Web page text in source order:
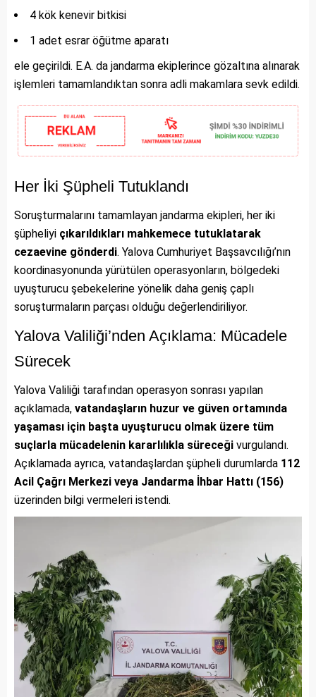
4 kök kenevir bitkisi
1 adet esrar öğütme aparatı
ele geçirildi. E.A. da jandarma ekiplerince gözaltına alınarak
işlemleri tamamlandıktan sonra adli makamlara sevk edildi.
Her İki Şüpheli Tutuklandı
Soruşturmalarını tamamlayan jandarma ekipleri, her iki
şüpheliyi çıkarıldıkları mahkemece tutuklatarak
cezaevine gönderdi. Yalova Cumhuriyet Başsavcılığı’nın
koordinasyonunda yürütülen operasyonların, bölgedeki
uyuşturucu şebekelerine yönelik daha geniş çaplı
soruşturmaların parçası olduğu değerlendiriliyor.
Yalova Valiliği’nden Açıklama: Mücadele
Sürecek
Yalova Valiliği tarafından operasyon sonrası yapılan
açıklamada, vatandaşların huzur ve güven ortamında
yaşaması için başta uyuşturucu olmak üzere tüm
suçlarla mücadelenin kararlılıkla süreceği vurgulandı.
Açıklamada ayrıca, vatandaşlardan şüpheli durumlarda 112
Acil Çağrı Merkezi veya Jandarma İhbar Hattı (156)
üzerinden bilgi vermeleri istendi.